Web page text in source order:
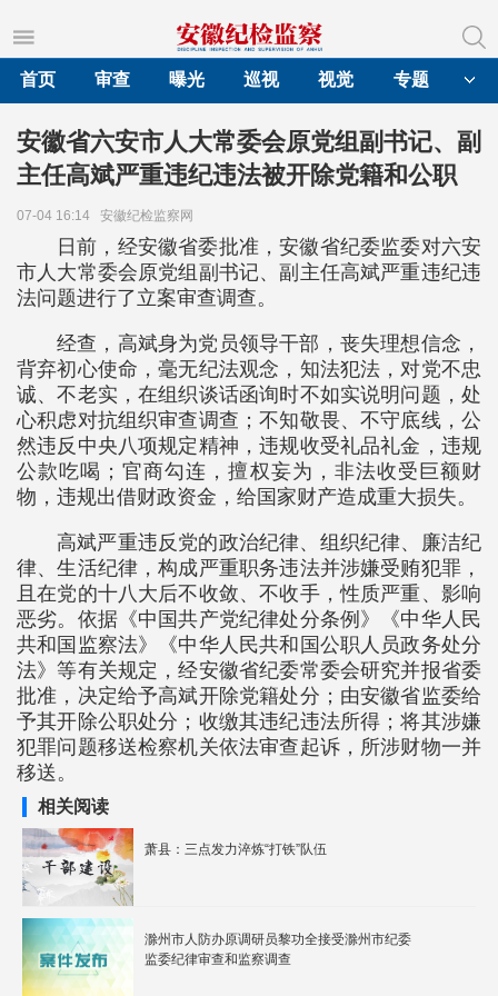
首页
审查 曝光 巡视 视觉 专题
安徽省六安市人大常委会原党组副书记、副
主任高斌严重违纪违法被开除党籍和公职
07-04 16:14 安徽纪检监察网
日前，经安徽省委批准，安徽省纪委监委对六安
市人大常委会原党组副书记、副主任高斌严重违纪违
法问题进行了立案审查调查。
经查，高斌身为党员领导干部，丧失理想信念，
背弃初心使命，毫无纪法观念，知法犯法，对党不忠
诚、不老实，在组织谈话函询时不如实说明问题，处
心积虑对抗组织审查调查；不知敬畏、不守底线，公
然违反中央八项规定精神，违规收受礼品礼金，违规
公款吃喝；官商勾连，擅权妄为，非法收受巨额财
物，违规出借财政资金，给国家财产造成重大损失。
高斌严重违反党的政治纪律、组织纪律、廉洁纪
律、生活纪律，构成严重职务违法并涉嫌受贿犯罪，
且在党的十八大后不收敛、不收手，性质严重、影响
恶劣。依据《中国共产党纪律处分条例》《中华人民
共和国监察法》《中华人民共和国公职人员政务处分
法》等有关规定，经安徽省纪委常委会研究并报省委
批准，决定给予高斌开除党籍处分；由安徽省监委给
予其开除公职处分；收缴其违纪违法所得；将其涉嫌
犯罪问题移送检察机关依法审查起诉，所涉财物一并
移送。
相关阅读
萧县：三点发力淬炼“打铁”队伍
滁州市人防办原调研员黎功全接受滁州市纪委
监委纪律审查和监察调查